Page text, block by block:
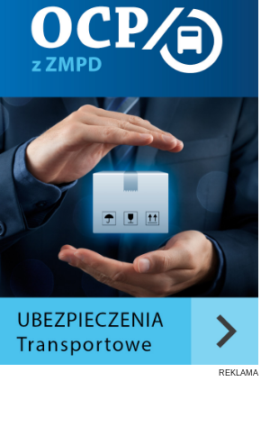
REKLAMA